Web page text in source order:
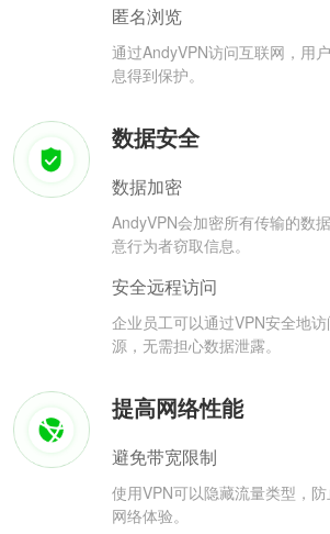
匿名浏览
通过AndyVPN访问互联网，用
息得到保护。
数据安全
数据加密
AndyVPN会加密所有传输的数
意行为者窃取信息。
安全远程访问
企业员工可以通过VPN安全地
源，无需担心数据泄露。
提高网络性能
避免带宽限制
使用VPN可以隐藏流量类型，
网络体验。